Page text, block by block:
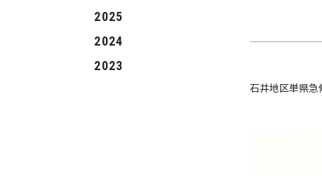
2025
2024
2023
石井地区単県